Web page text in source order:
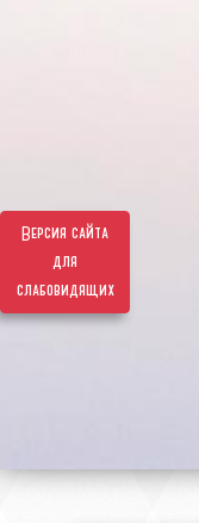
Версия сайта
для
слабовидящих